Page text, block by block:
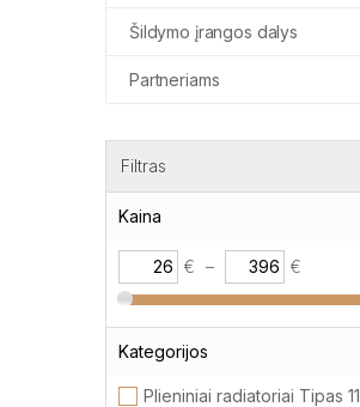
Šildymo įrangos dalys
Partneriams
Filtras
Kaina
€ – €
Kategorijos
Plieniniai radiatoriai Tipas 11